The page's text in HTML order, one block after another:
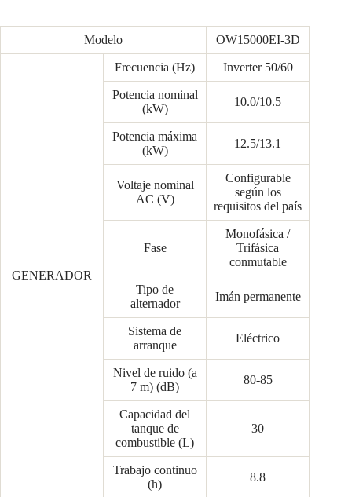
Modelo OW15000EI-3D
GENERADOR
Frecuencia (Hz) Inverter 50/60
Potencia nominal
(kW)
10.0/10.5
Potencia máxima
(kW)
12.5/13.1
Voltaje nominal
AC (V)
Configurable
según los
requisitos del país
Fase
Monofásica /
Trifásica
conmutable
Tipo de
alternador
Imán permanente
Sistema de
arranque
Eléctrico
Nivel de ruido (a
7 m) (dB)
80-85
Capacidad del
tanque de
combustible (L)
30
Trabajo continuo
(h)
8.8